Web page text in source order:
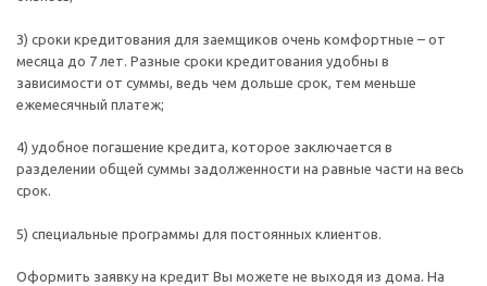
3) сроки кредитования для заемщиков очень комфортные – от
месяца до 7 лет. Разные сроки кредитования удобны в
зависимости от суммы, ведь чем дольше срок, тем меньше
ежемесячный платеж;
4) удобное погашение кредита, которое заключается в
разделении общей суммы задолженности на равные части на весь
срок.
5) специальные программы для постоянных клиентов.
Оформить заявку на кредит Вы можете не выходя из дома. На